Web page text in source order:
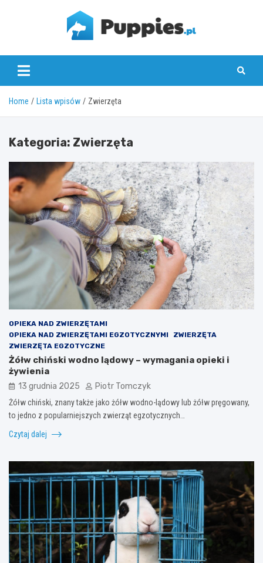
puppies.pl
Home Lista wpisów Zwierzęta
Kategoria: Zwierzęta
OPIEKA NAD ZWIERZĘTAMI
OPIEKA NAD ZWIERZĘTAMI EGZOTYCZNYMI
ZWIERZĘTA
ZWIERZĘTA EGZOTYCZNE
Żółw chiński wodno lądowy – wymagania opieki i
żywienia
13 grudnia 2025 Piotr Tomczyk
Żółw chiński, znany także jako żółw wodno-lądowy lub żółw pręgowany,
to jedno z popularniejszych zwierząt egzotycznych…
Czytaj dalej